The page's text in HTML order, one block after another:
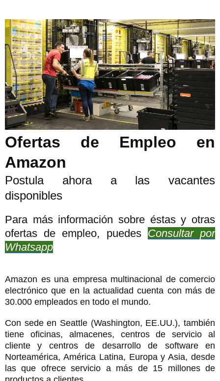
Ofertas de Empleo en
Amazon
Postula ahora a las vacantes
disponibles
Para más información sobre éstas y otras
ofertas de empleo, puedes Consultar por
Whatsapp
Amazon es una empresa multinacional de comercio
electrónico que en la actualidad cuenta con más de
30.000 empleados en todo el mundo.
Con sede en Seattle (Washington, EE.UU.), también
tiene oficinas, almacenes, centros de servicio al
cliente y centros de desarrollo de software en
Norteamérica, América Latina, Europa y Asia, desde
las que ofrece servicio a más de 15 millones de